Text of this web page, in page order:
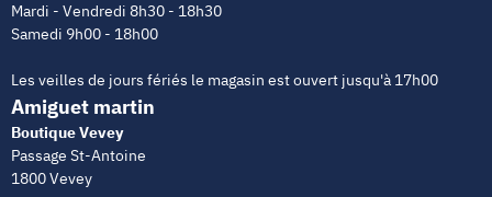
Mardi - Vendredi 8h30 - 18h30
Samedi 9h00 - 18h00
Les veilles de jours fériés le magasin est ouvert jusqu'à 17h00
Amiguet martin
Boutique Vevey
Passage St-Antoine
1800 Vevey